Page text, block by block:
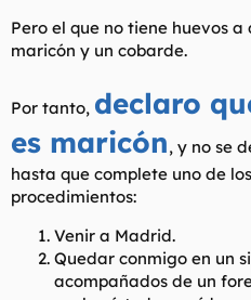
Pero el que no tiene huevos
maricón y un cobarde.
Por tanto, declaro
es maricón, y no se
hasta que complete uno de
procedimientos:
Venir a Madrid.
Quedar conmigo en un
acompañados de un